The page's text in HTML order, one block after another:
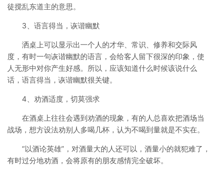
徒搅乱东道主的意思。
3、语言得当，诙谐幽默
洒桌上可以显示出一个人的才华、常识、修养和交际风
度，有时一句诙谐幽默的语言，会给客人留下很深的印象，使
人无形中对你产生好感。所以，应该知道什么时候该说什么
话，语言得当，诙谐幽默很关键。
4、劝酒适度，切莫强求
在酒桌上往往会遇到劝酒的现象，有的人总喜欢把酒场当
战场，想方设法劝别人多喝几杯，认为不喝到量就是不实在。
“以酒论英雄”，对酒量大的人还可以，酒量小的就犯难了，
有时过分地劝酒，会将原有的朋友感情完全破坏。